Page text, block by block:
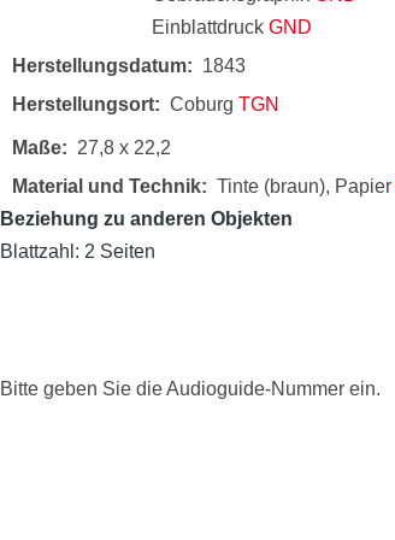
Einblattdruck GND
Herstellungsdatum
1843
Herstellungsort
Coburg TGN
Maße
27,8 x 22,2
Material und Technik
Tinte (braun), Papier
Beziehung zu anderen Objekten
Blattzahl: 2 Seiten
Bitte geben Sie die Audioguide-Nummer ein.